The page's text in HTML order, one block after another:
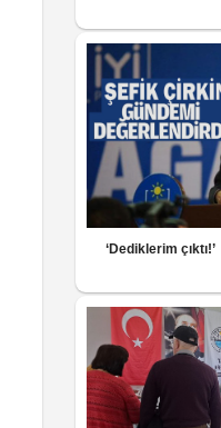
‘Dediklerim çıktı!’